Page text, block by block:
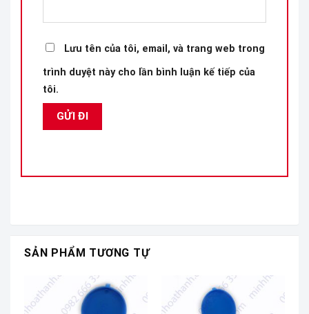
Lưu tên của tôi, email, và trang web trong
trình duyệt này cho lần bình luận kế tiếp của
tôi.
SẢN PHẨM TƯƠNG TỰ